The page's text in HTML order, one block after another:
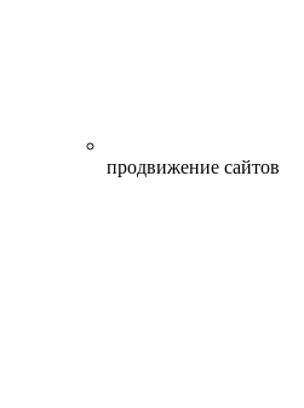
продвижение сайтов